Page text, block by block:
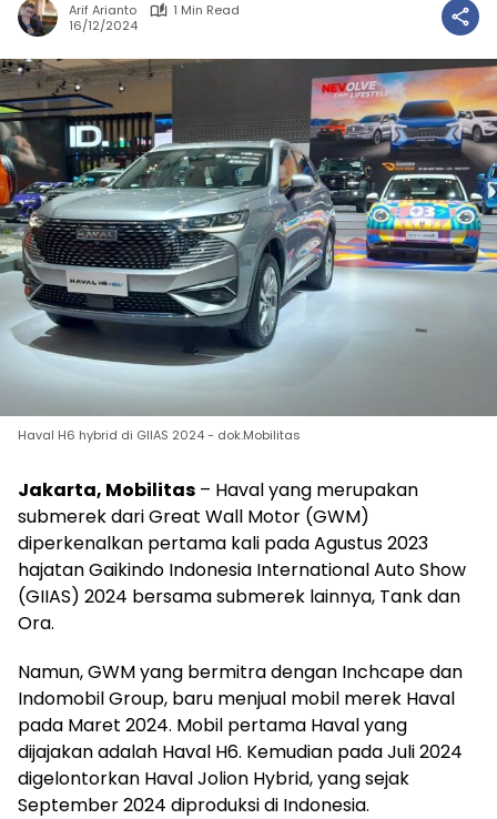
Arif Arianto
1 Min Read
16/12/2024
Haval H6 hybrid di GIIAS 2024 - dok.Mobilitas
Jakarta, Mobilitas – Haval yang merupakan
submerek dari Great Wall Motor (GWM)
diperkenalkan pertama kali pada Agustus 2023
hajatan Gaikindo Indonesia International Auto Show
(GIIAS) 2024 bersama submerek lainnya, Tank dan
Ora.
Namun, GWM yang bermitra dengan Inchcape dan
Indomobil Group, baru menjual mobil merek Haval
pada Maret 2024. Mobil pertama Haval yang
dijajakan adalah Haval H6. Kemudian pada Juli 2024
digelontorkan Haval Jolion Hybrid, yang sejak
September 2024 diproduksi di Indonesia.